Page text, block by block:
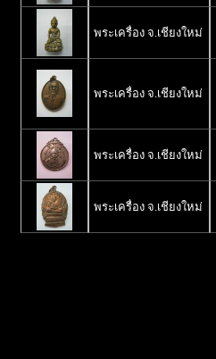
พระเครื่อง จ.เชียงใหม่
พระเครื่อง จ.เชียงใหม่
พระเครื่อง จ.เชียงใหม่
พระเครื่อง จ.เชียงใหม่